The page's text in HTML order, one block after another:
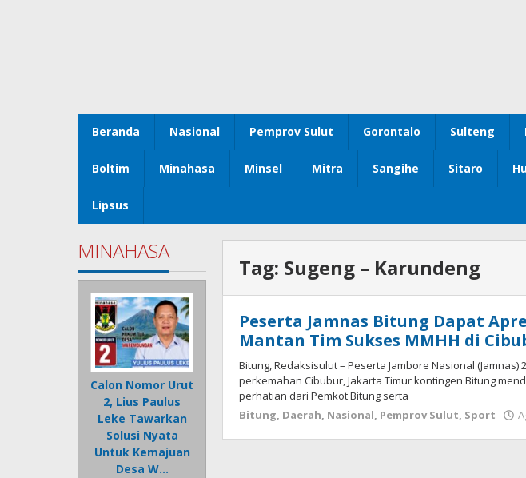
Beranda Nasional Pemprov Sulut Gorontalo Sulteng
Boltim Minahasa Minsel Mitra Sangihe Sitaro
Lipsus
MINAHASA
Calon Nomor Urut
2, Lius Paulus
Leke Tawarkan
Solusi Nyata
Untuk Kemajuan
Desa W…
Tag: Sugeng – Karundeng
Peserta Jamnas Bitung Dapat
Mantan Tim Sukses MMHH di
Bitung, Redaksisulut – Peserta Jambore Nasional (Jamnas)
perkemahan Cibubur, Jakarta Timur kontingen Bitung
perhatian dari Pemkot Bitung serta
Bitung, Daerah, Nasional, Pemprov Sulut, Sport